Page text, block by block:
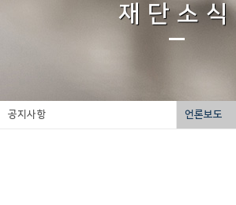
재단소식
공지사항 언론보도